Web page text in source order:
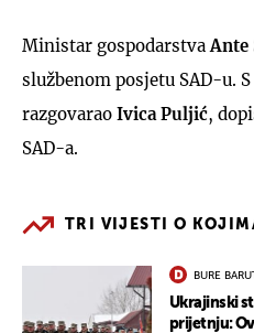
Ministar gospodarstva Ante
službenom posjetu SAD-u.
razgovarao Ivica Puljić,
SAD-a.
TRI VIJESTI O
BURE
Ukrajinski
prijetnju: